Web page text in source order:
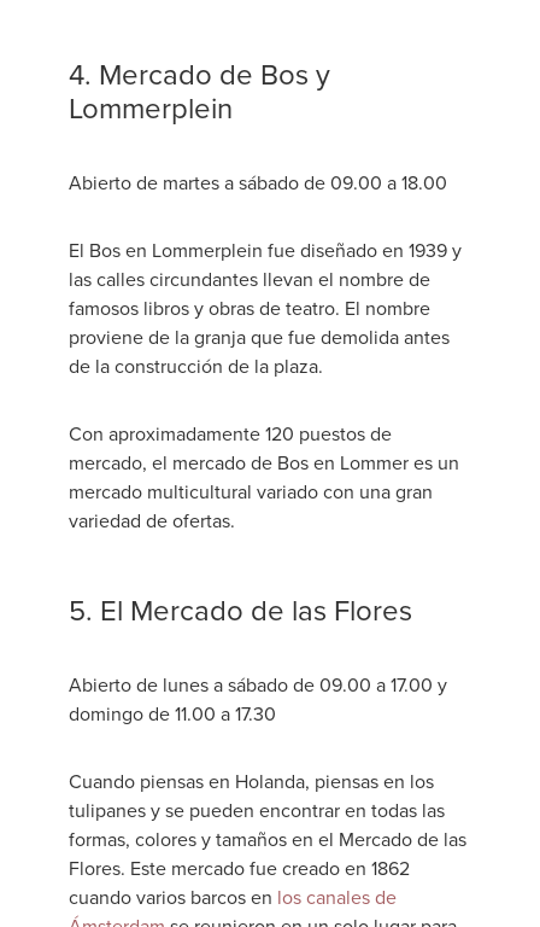
4. Mercado de Bos y
Lommerplein
Abierto de martes a sábado de 09.00 a 18.00
El Bos en Lommerplein fue diseñado en 1939 y
las calles circundantes llevan el nombre de
famosos libros y obras de teatro. El nombre
proviene de la granja que fue demolida antes
de la construcción de la plaza.
Con aproximadamente 120 puestos de
mercado, el mercado de Bos en Lommer es un
mercado multicultural variado con una gran
variedad de ofertas.
5. El Mercado de las Flores
Abierto de lunes a sábado de 09.00 a 17.00 y
domingo de 11.00 a 17.30
Cuando piensas en Holanda, piensas en los
tulipanes y se pueden encontrar en todas las
formas, colores y tamaños en el Mercado de las
Flores. Este mercado fue creado en 1862
cuando varios barcos en los canales de